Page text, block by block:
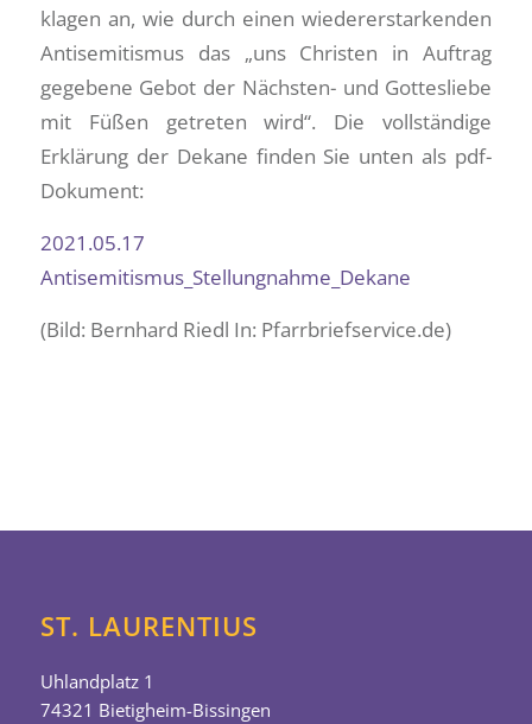
klagen an, wie durch einen wiedererstarkenden
Antisemitismus das „uns Christen in Auftrag
gegebene Gebot der Nächsten- und Gottesliebe
mit Füßen getreten wird“. Die vollständige
Erklärung der Dekane finden Sie unten als pdf-
Dokument:
2021.05.17
Antisemitismus_Stellungnahme_Dekane
(Bild: Bernhard Riedl In: Pfarrbriefservice.de)
ST. LAURENTIUS
Uhlandplatz 1
74321 Bietigheim-Bissingen